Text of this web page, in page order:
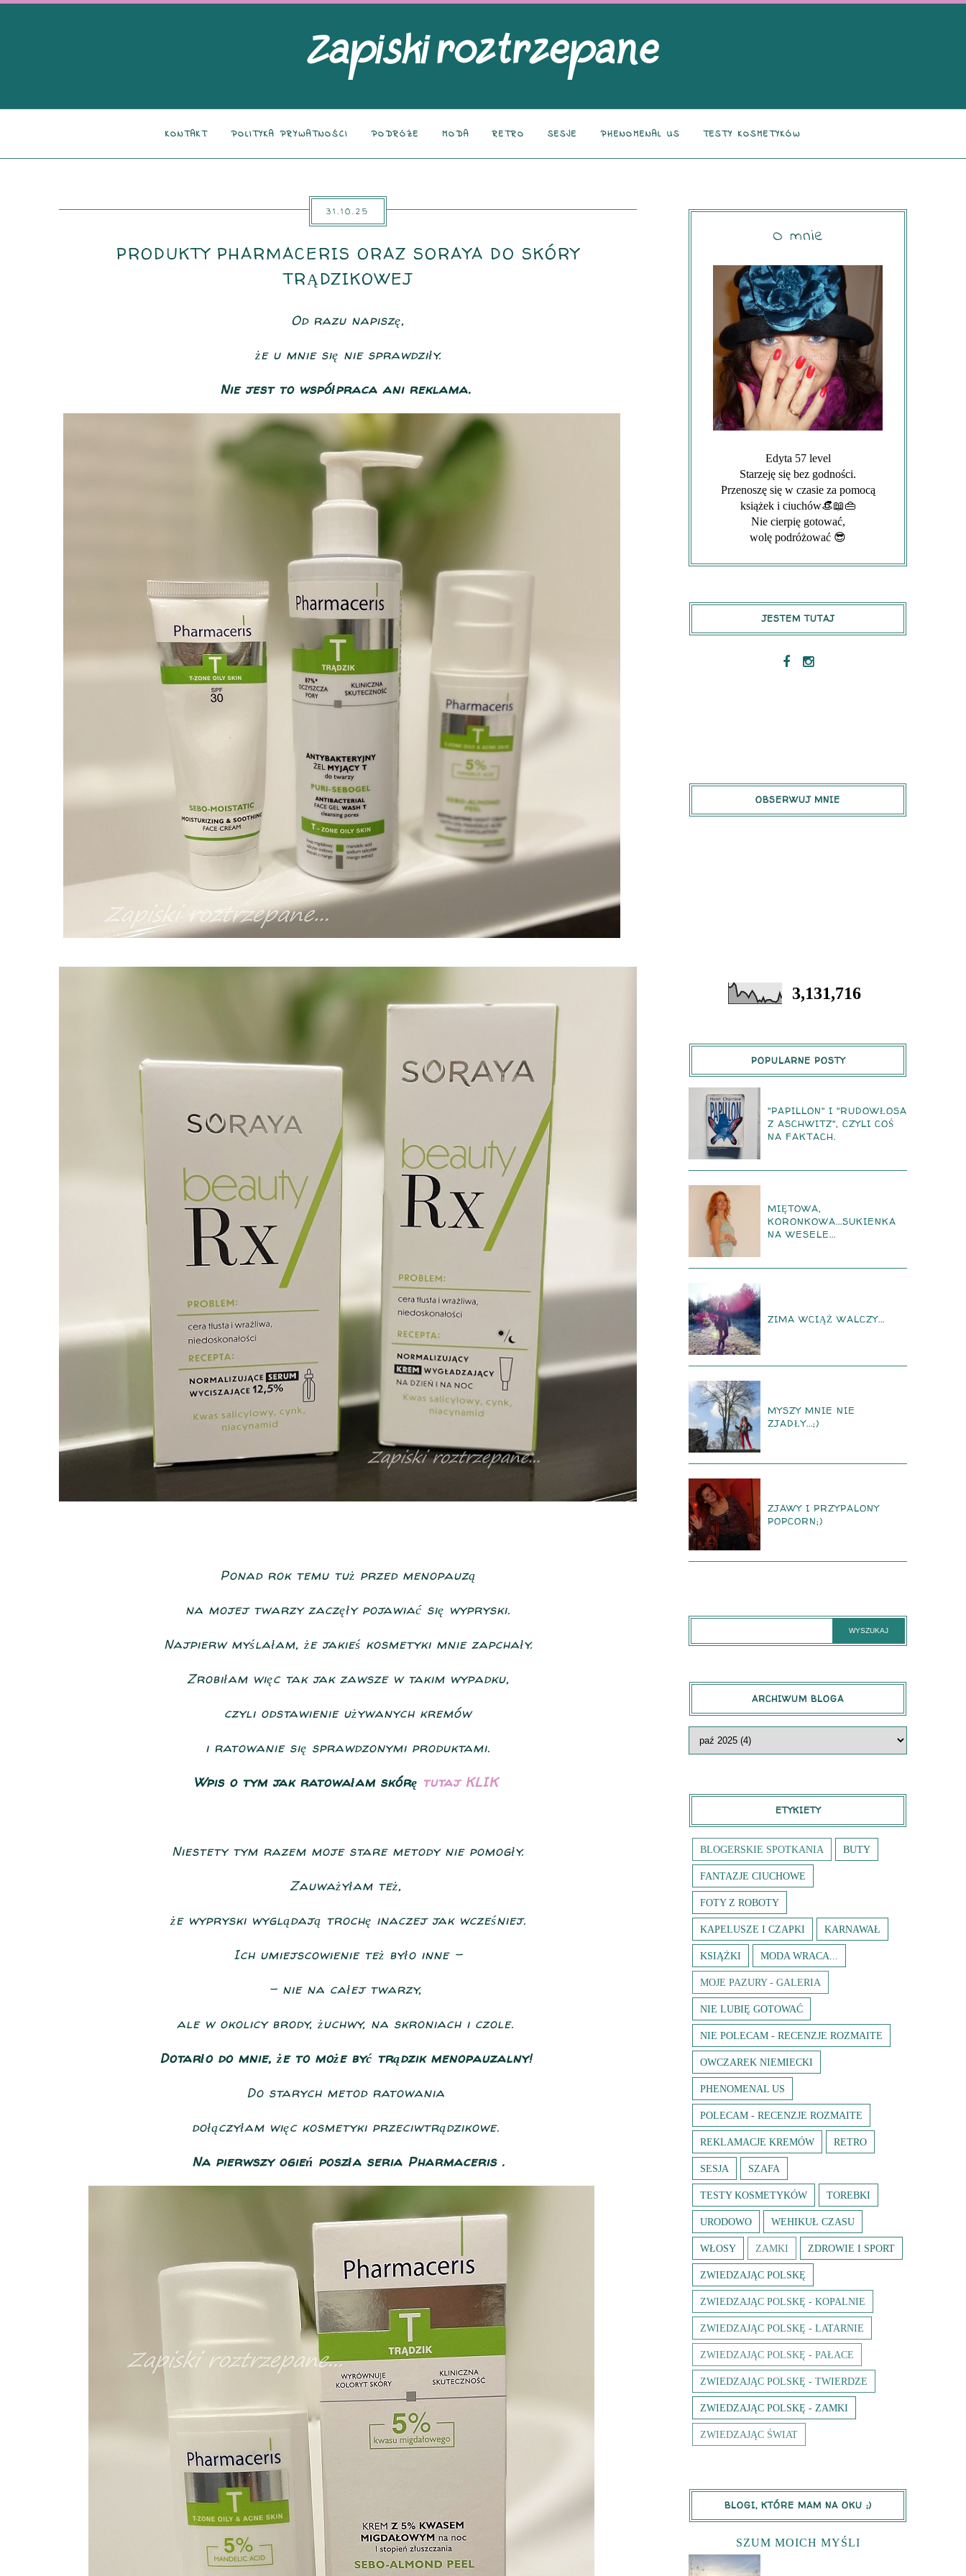
KONTAKT POLITYKA PRYWATNOŚCI PODRÓŻE MODA RETRO SESJE PHENOMENAL US TESTY KOSMETYKÓW
31.10.25
PRODUKTY PHARMACERIS ORAZ SORAYA DO SKÓRY
TRĄDZIKOWEJ
Od razu napiszę,
że u mnie się nie sprawdziły.
Nie jest to współpraca ani reklama.
Ponad rok temu tuż przed menopauzą
na mojej twarzy zaczęły pojawiać się wypryski.
Najpierw myślałam, że jakieś kosmetyki mnie zapchały.
Zrobiłam więc tak jak zawsze w takim wypadku,
czyli odstawienie używanych kremów
i ratowanie się sprawdzonymi produktami.
Wpis o tym jak ratowałam skórę tutaj KLIK
Niestety tym razem moje stare metody nie pomogły.
Zauważyłam też,
że wypryski wyglądają trochę inaczej jak wcześniej.
Ich umiejscowienie też było inne -
- nie na całej twarzy,
ale w okolicy brody, żuchwy, na skroniach i czole.
Dotarło do mnie, że to może być trądzik menopauzalny!
Do starych metod ratowania
dołączyłam więc kosmetyki przeciwtrądzikowe.
Na pierwszy ogień poszła seria Pharmaceris .
O mnie
Edyta 57 level
Starzeję się bez godności.
Przenoszę się w czasie za pomocą
książek i ciuchów👒📖👜
Nie cierpię gotować,
wolę podróżować 😎
JESTEM TUTAJ
OBSERWUJ MNIE
3,131,716
POPULARNE POSTY
"PAPILLON" I "RUDOWŁOSA
Z ASCHWITZ", CZYLI COŚ
NA FAKTACH.
MIĘTOWA,
KORONKOWA...SUKIENKA
NA WESELE...
ZIMA WCIĄŻ WALCZY...
MYSZY MNIE NIE
ZJADŁY...;)
ZJAWY I PRZYPALONY
POPCORN;)
ARCHIWUM BLOGA
ETYKIETY
BLOGERSKIE SPOTKANIA BUTY
FANTAZJE CIUCHOWE
FOTY Z ROBOTY
KAPELUSZE I CZAPKI KARNAWAŁ
KSIĄŻKI MODA WRACA...
MOJE PAZURY - GALERIA
NIE LUBIĘ GOTOWAĆ
NIE POLECAM - RECENZJE ROZMAITE
OWCZAREK NIEMIECKI
PHENOMENAL US
POLECAM - RECENZJE ROZMAITE
REKLAMACJE KREMÓW RETRO
SESJA SZAFA
TESTY KOSMETYKÓW TOREBKI
URODOWO WEHIKUŁ CZASU
WŁOSY ZAMKI ZDROWIE I SPORT
ZWIEDZAJĄC POLSKĘ
ZWIEDZAJĄC POLSKĘ - KOPALNIE
ZWIEDZAJĄC POLSKĘ - LATARNIE
ZWIEDZAJĄC POLSKĘ - PAŁACE
ZWIEDZAJĄC POLSKĘ - TWIERDZE
ZWIEDZAJĄC POLSKĘ - ZAMKI
ZWIEDZAJĄC ŚWIAT
BLOGI, KTÓRE MAM NA OKU ;)
SZUM MOICH MYŚLI